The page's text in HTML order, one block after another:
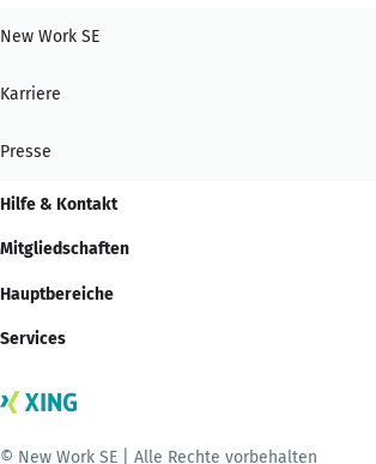
New Work SE
Karriere
Presse
Hilfe & Kontakt
Mitgliedschaften
Hauptbereiche
Services
© New Work SE | Alle Rechte vorbehalten